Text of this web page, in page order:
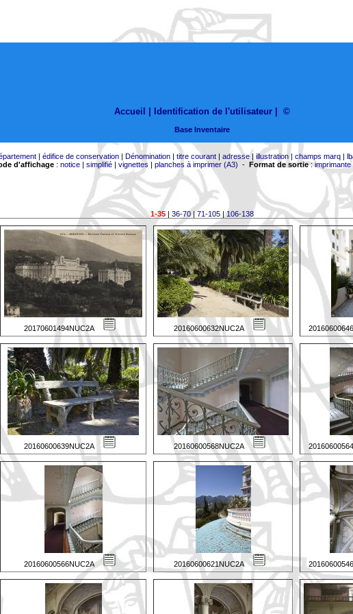
Accueil | Identification de l'utilisateur ©
Base Inventaire
| édifice de conservation| Dénomination| titre courant| adresse| illustration| champs marq|
d'affichage: notice| simplifié| vignettes | planches à imprimer (A3) - Format de sortie:imprimante
1-35| 36-70|71-105|106-138
20170601494NUC2A 20160600632NUC2A
20160600639NUC2A 20160600568NUC2A
20160600566NUC2A 20160600621NUC2A